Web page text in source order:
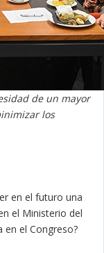
de un mayor
los
en el futuro una
el Ministerio del
el Congreso?